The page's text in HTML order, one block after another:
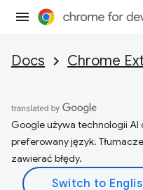
Docs Chrome
Google używa technologii AI
preferowany język.
zawierać błędy.